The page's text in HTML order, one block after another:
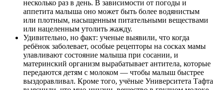
несколько раз в день. В зависимости от погоды и
аппетита малыша оно может быть более водянистым
или плотным, насыщенным питательными веществами
или нацеленным утолить жажду.
Удивительно, но факт: ученые выявили, что когда
ребёнок заболевает, особые рецепторы на сосках мамы
улавливают состояние малыша при сосании, и
материнский организм вырабатывает антитела, которые
передаются детям с молоком — чтобы малыш быстрее
выздоравливал. Кроме того, учёные Университета Тафта